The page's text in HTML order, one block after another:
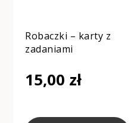
Robaczki – karty z
zadaniami
15,00 zł